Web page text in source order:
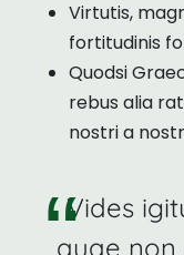
Virtutis,
fortitudinis
Quodsi
rebus alia
nostri a
Vides
quae non